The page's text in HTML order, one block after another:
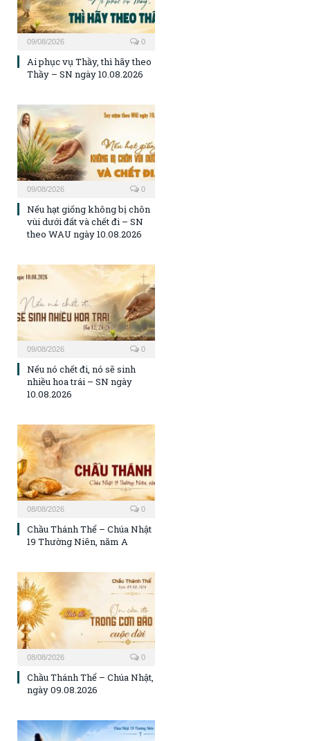
09/08/2026 0
Ai phục vụ Thầy, thì hãy theo
Thầy – SN ngày 10.08.2026
09/08/2026 0
Nếu hạt giống không bị chôn
vùi dưới đất và chết đi – SN
theo WAU ngày 10.08.2026
09/08/2026 0
Nếu nó chết đi, nó sẽ sinh
nhiều hoa trái – SN ngày
10.08.2026
08/08/2026 0
Chầu Thánh Thể – Chúa Nhật
19 Thường Niên, năm A
08/08/2026 0
Chầu Thánh Thể – Chúa Nhật,
ngày 09.08.2026